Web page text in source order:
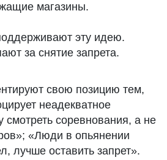
магазины.
эту идею.
за снятие запрета.
свою позицию тем,
неадекватное
смотреть соревнования, а не
«Люди в опьянении
лучше оставить запрет».